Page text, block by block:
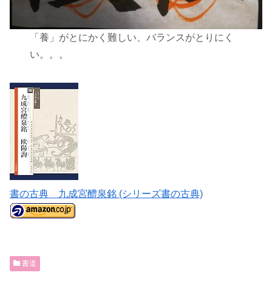
「養」がとにかく難しい、バランスがとりにく
い。。。
書の古典 九成宮醴泉銘 (シリーズ書の古典)
書道